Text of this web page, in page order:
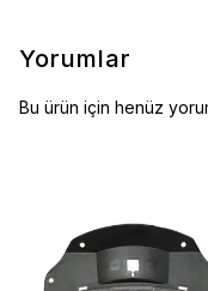
Yorumlar
Bu ürün için henüz